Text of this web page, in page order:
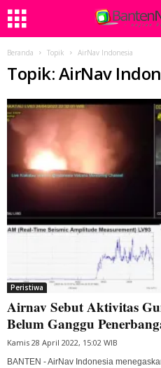
Beranda Topik AirNav Indonesia
Topik: AirNav
Peristiwa
Airnav Sebut Aktivitas
Belum Ganggu
Kamis 28 April 2022, 15:02 WIB
BANTEN - AirNav Indonesia